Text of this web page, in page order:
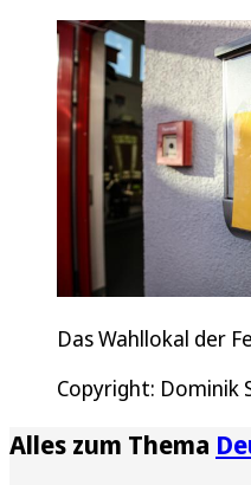
Das Wahllokal der
Copyright: Dominik
Alles zum Thema